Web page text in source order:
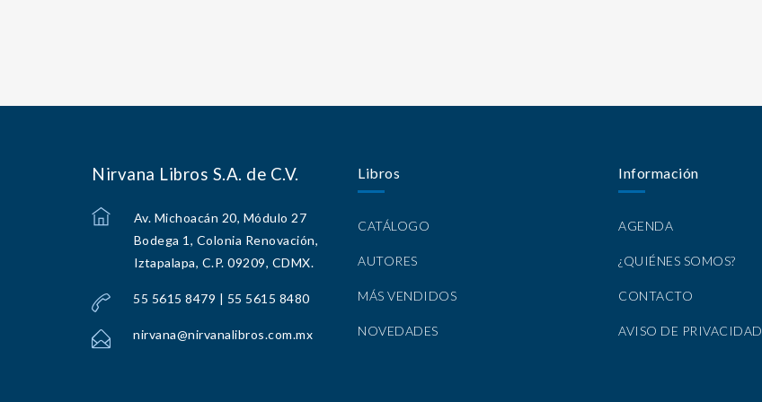
Nirvana Libros S.A. de C.V.
Av. Michoacán 20, Módulo 27
Bodega 1, Colonia Renovación,
Iztapalapa, C.P. 09209, CDMX.
55 5615 8479 | 55 5615 8480
nirvana@nirvanalibros.com.mx
Libros
CATÁLOGO
AUTORES
MÁS VENDIDOS
NOVEDADES
Información
AGENDA
¿QUIÉNES SOMOS?
CONTACTO
AVISO DE PRIVACIDAD